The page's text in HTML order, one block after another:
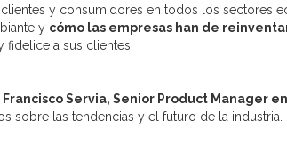
y consumidores en todos los sectores
y cómo las empresas han de
fidelice a sus clientes.
Francisco Servia, Senior Product Manager
sobre las tendencias y el futuro de la industria.